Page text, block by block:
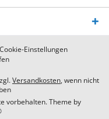
Cookie-Einstellungen
Versandkosten, wenn nicht
vorbehalten. Theme by